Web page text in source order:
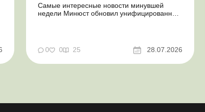
Самые интересные новости минувшей
недели Минюст обновил унифицированные
«в розыске»: что нужно знать
0 0 25 28.07.2026